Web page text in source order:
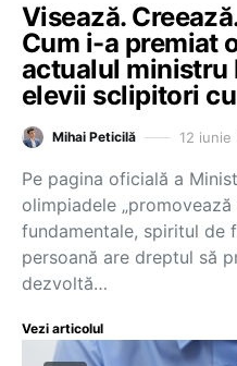
Visează.
Cum i-a premiat
actualul ministru
elevii sclipitori
Mihai Peticilă 12 iunie
Pe pagina oficială a
olimpiadele
fundamentale, spiritul de
persoană are dreptul să
dezvoltă…
Vezi articolul